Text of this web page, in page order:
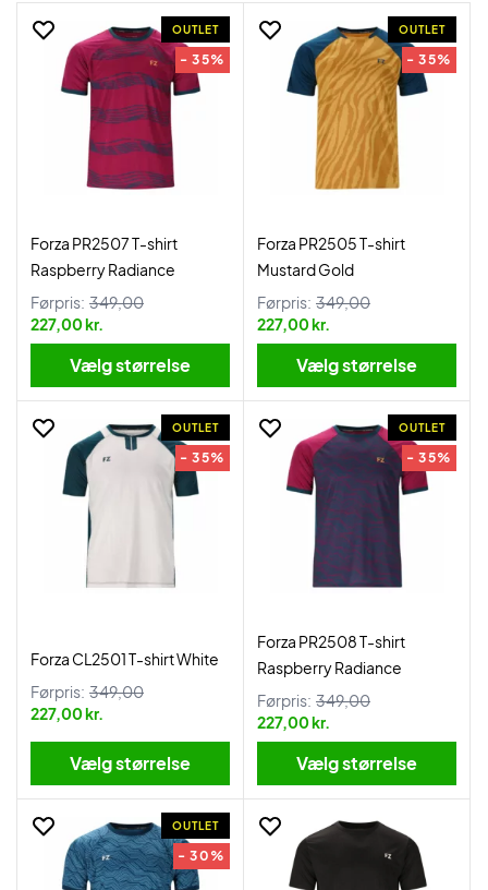
OUTLET
- 35%
Forza PR2507 T-shirt
Raspberry Radiance
Førpris: 349,00
227,00 kr.
Vælg størrelse
OUTLET
- 35%
Forza PR2505 T-shirt
Mustard Gold
Førpris: 349,00
227,00 kr.
Vælg størrelse
OUTLET
- 35%
Forza CL2501 T-shirt White
Førpris: 349,00
227,00 kr.
Vælg størrelse
OUTLET
- 35%
Forza PR2508 T-shirt
Raspberry Radiance
Førpris: 349,00
227,00 kr.
Vælg størrelse
OUTLET
- 30%